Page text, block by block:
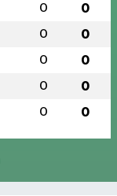
0 0
0 0
0 0
0 0
0 0